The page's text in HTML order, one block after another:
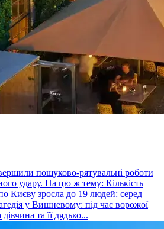
пошуково-рятувальні роботи
удару. На цю ж тему: Кількість
Києву зросла до 19 людей: серед
у Вишневому: під час ворожої
та її дядько...